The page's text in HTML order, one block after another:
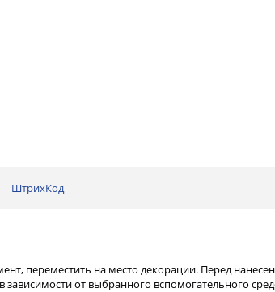
ШтрихКод
переместить на место декорации. Перед
от выбранного вспомогательного